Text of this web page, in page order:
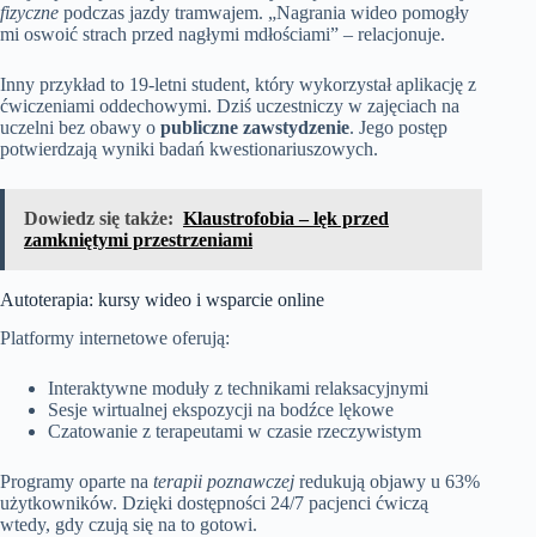
fizyczne podczas jazdy tramwajem. „Nagrania wideo pomogły
mi oswoić strach przed nagłymi mdłościami” – relacjonuje.
Inny przykład to 19-letni student, który wykorzystał aplikację z
ćwiczeniami oddechowymi. Dziś uczestniczy w zajęciach na
uczelni bez obawy o publiczne zawstydzenie. Jego postęp
potwierdzają wyniki badań kwestionariuszowych.
Dowiedz się także: Klaustrofobia – lęk przed
zamkniętymi przestrzeniami
Autoterapia: kursy wideo i wsparcie online
Platformy internetowe oferują:
Interaktywne moduły z technikami relaksacyjnymi
Sesje wirtualnej ekspozycji na bodźce lękowe
Czatowanie z terapeutami w czasie rzeczywistym
Programy oparte na terapii poznawczej redukują objawy u 63%
użytkowników. Dzięki dostępności 24/7 pacjenci ćwiczą
wtedy, gdy czują się na to gotowi.